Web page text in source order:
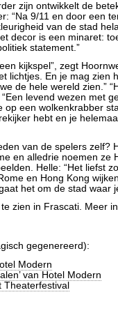
zijn ontwikkelt de
“Na 9/11 en door een
van de stad
decor is een minaret:
statement.”
kijkspel”, zegt
lichtjes. En je mag zien
de hele wereld zien.”
levend wezen met
op een wolkenkrabber
hebt en je
van de spelers zelf?
en alledrie noemen ze
Helle: “Het liefst
en Hong Kong
het om de stad waar
zien in Frascati. Meer
gegenereerd):
Modern
van Hotel Modern
Theaterfestival